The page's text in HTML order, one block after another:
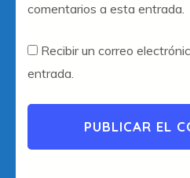
comentarios a esta entrada.
Recibir un correo
entrada.